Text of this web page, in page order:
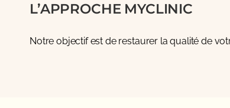
L’APPROCHE MYCLINIC
Notre objectif est de restaurer la qualité de